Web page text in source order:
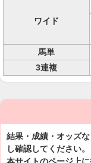
ワイド
馬単
3連複
結果・成績・オッズ
し確認してください。